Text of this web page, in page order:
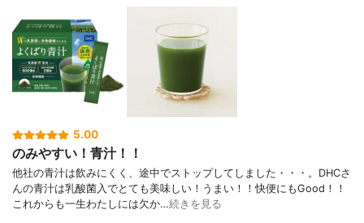
5.00
のみやすい！青汁！！
他社の青汁は飲みにくく、途中でストップしてしました・・・。DHCさ
んの青汁は乳酸菌入でとても美味しい！うまい！！快便にもGood！！
これからも一生わたしには欠か…続きを見る